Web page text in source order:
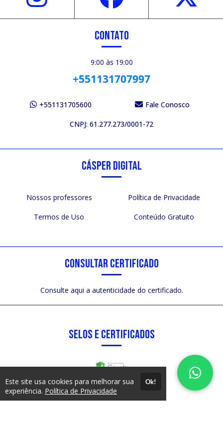
CONTATO
9:00 às 19:00
+551131707997
+551131705600 Fale Conosco
CNPJ: 61.277.273/0001-72
CÁSPER DIGITAL
Nossos professores
Termos de Uso
Política de Privacidade
Conteúdo Gratuito
CONSULTAR CERTIFICADO
Consulte aqui a autenticidade do certificado.
SELOS E CERTIFICADOS
FORMAS DE PAGAMENTO
Este site usa cookies para melhorar sua
experiência. Política de Privacidade
Ok!